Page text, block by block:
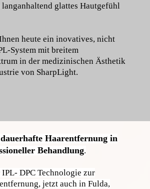
glattes Hautgefühl
heute ein inovatives, nicht
System mit breitem
in der medizinischen Ästhetik
von SharpLight.
Haarentfernung in
Behandlung.
DPC Technologie zur
jetzt auch in Fulda,